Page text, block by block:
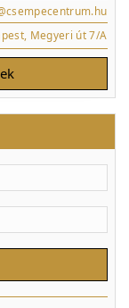
Megyeri út 7/A